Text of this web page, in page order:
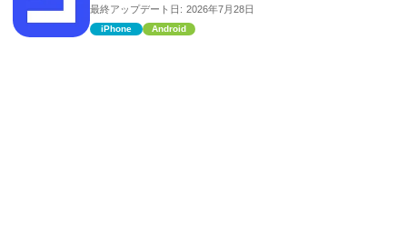
最終アップデート日: 2026年7月28日
iPhone Android